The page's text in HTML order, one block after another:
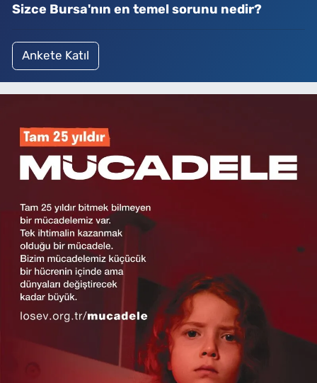
Sizce Bursa'nın en temel sorunu nedir?
Ankete Katıl